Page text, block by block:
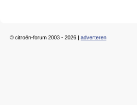
© citroën-forum 2003 - 2026 | adverteren